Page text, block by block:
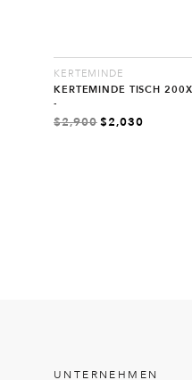
KERTEMINDE
KERTEMINDE TISCH
-
$2,900$2,030
UNTERNEHMEN